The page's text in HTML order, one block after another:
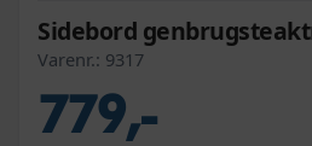
Sidebord
Varenr.: 9317
779,-